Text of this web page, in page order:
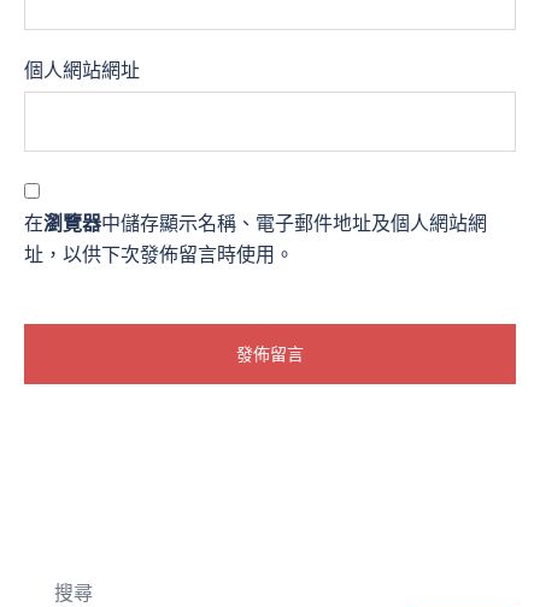
個人網站網址
在瀏覽器中儲存顯示名稱、電子郵件地址及個人網站網
址，以供下次發佈留言時使用。
搜尋